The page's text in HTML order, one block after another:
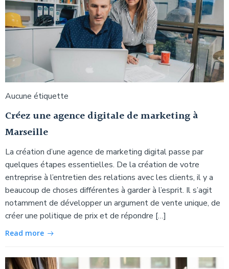
Aucune étiquette
Créez une agence digitale de marketing à
Marseille
La création d’une agence de marketing digital passe par
quelques étapes essentielles. De la création de votre
entreprise à l’entretien des relations avec les clients, il y a
beaucoup de choses différentes à garder à l’esprit. Il s’agit
notamment de développer un argument de vente unique, de
créer une politique de prix et de répondre […]
Read more